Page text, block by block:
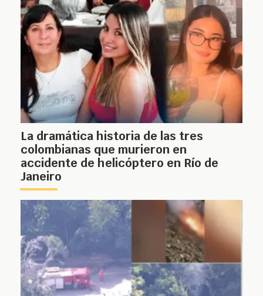
La dramática historia de las tres
colombianas que murieron en
accidente de helicóptero en Río de
Janeiro